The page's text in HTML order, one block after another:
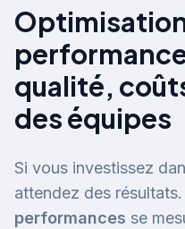
qualité,
des équipes
Si vous investissez
attendez des résultats.
performances se